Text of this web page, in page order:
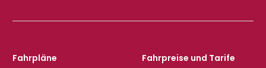
Fahrpläne
Fahrpreise und Tarife